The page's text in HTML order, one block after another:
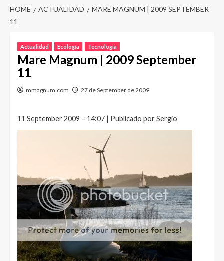
HOME ACTUALIDAD
MARE MAGNUM | 2009 SEPTEMBER
11
Actualidad Ecología Tecnología
Mare Magnum | 2009 September
11
mmagnum.com 27 de September de 2009
11 September 2009 – 14:07 | Publicado por Sergio